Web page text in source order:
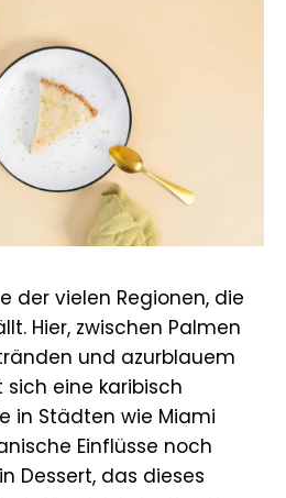
der vielen Regionen, die
Hier, zwischen Palmen
und azurblauem
eine karibisch
in Städten wie Miami
Einflüsse noch
Dessert, das dieses